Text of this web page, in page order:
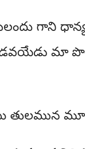
గాని
మా
తులమున